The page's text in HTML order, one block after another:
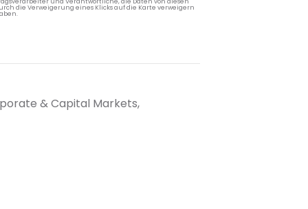
die Verweigerung eines Klicks auf die Karte verweigern
& Capital Markets,